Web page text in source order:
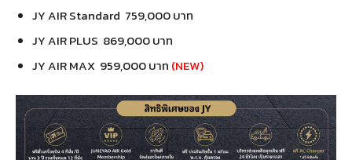
JY AIR Standard 759,000 บาท
JY AIR PLUS 869,000 บาท
JY AIR MAX 959,000 บาท (NEW)